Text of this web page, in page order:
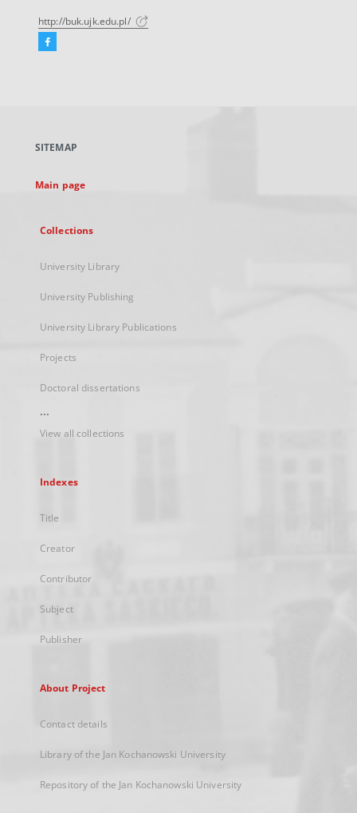
http://buk.ujk.edu.pl/
Facebook
new
SITEMAP
Main page
Collections
University Library
University Publishing
University Library Publications
Projects
Doctoral dissertations
...
View all collections
Indexes
Title
Creator
Contributor
Subject
Publisher
About Project
Contact details
Library of the Jan Kochanowski University
Repository of the Jan Kochanowski University